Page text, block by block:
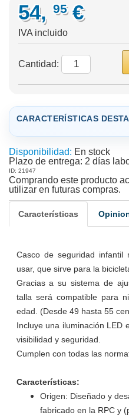
54, 95 €
IVA incluido
Cantidad:
CARACTERÍSTICAS
Disponibilidad: En stock
Plazo de entrega: 2 días
ID: 21947
Comprando este producto
utilizar en futuras compras.
Características
Casco de seguridad
usar, que sirve para la
Gracias a su sistema de
talla será compatible para
edad. (Desde 49 hasta 55
Incluye una iluminación LED
visibilidad y seguridad.
Cumplen con todas las
Características:
Origen: Diseñado y
fabricado en la RPC y